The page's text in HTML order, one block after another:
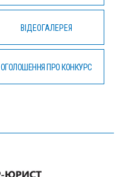
ВІДЕОГАЛЕРЕЯ
ОГОЛОШЕННЯ ПРО КОНКУРС